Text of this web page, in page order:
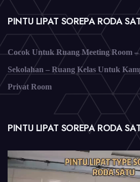
PINTU LIPAT SOREPA RODA
Cocok Untuk Ruang Meeting Room
Sekolahan – Ruang Kelas Untuk
Privat Room
PINTU LIPAT SOREPA RODA
Pemutar